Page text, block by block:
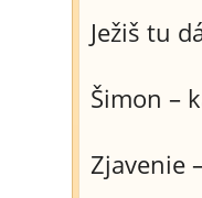
Ježiš tu
Šimon –
Zjavenie